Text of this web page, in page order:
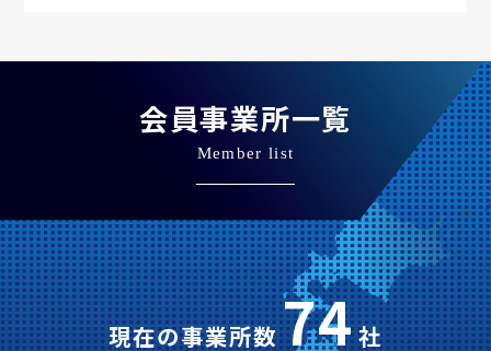
会員事業所一覧
Member list
現在の事業所数74社